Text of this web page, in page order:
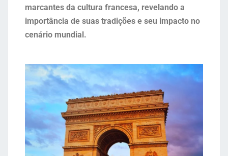
marcantes da cultura francesa, revelando a
importância de suas tradições e seu impacto no
cenário mundial.